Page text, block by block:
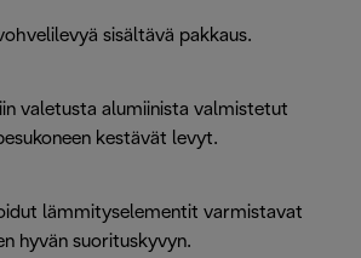
sisältävä pakkaus.
valetusta alumiinista valmistetut
kestävät levyt.
lämmityselementit varmistavat
hyvän suorituskyvyn.